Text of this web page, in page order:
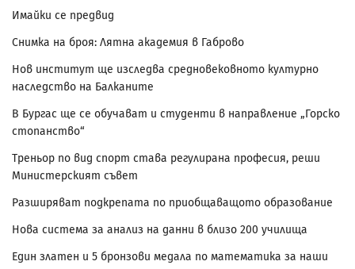
Имайки се предвид
Снимка на броя: Лятна академия в Габрово
Нов институт ще изследва средновековното културно
наследство на Балканите
В Бургас ще се обучават и студенти в направление „Горско
стопанство“
Треньор по вид спорт става регулирана професия, реши
Министерският съвет
Разширяват подкрепата по приобщаващото образование
Нова система за анализ на данни в близо 200 училища
Един златен и 5 бронзови медала по математика за наши